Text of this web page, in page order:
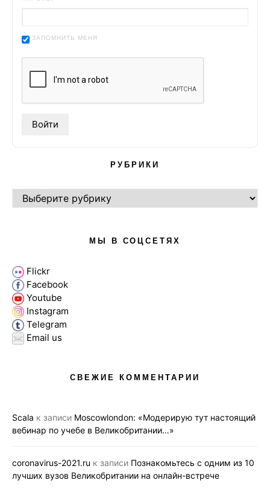
ЗАПОМНИТЬ МЕНЯ
РУБРИКИ
МЫ В СОЦСЕТЯХ
Flickr
Facebook
Youtube
Instagram
Telegram
Email us
СВЕЖИЕ КОММЕНТАРИИ
Scala к записи Moscowlondon: «Модерирую тут настоящий
вебинар по учебе в Великобритании…»
coronavirus-2021.ru к записи Познакомьтесь с одним из 10
лучших вузов Великобритании на онлайн-встрече